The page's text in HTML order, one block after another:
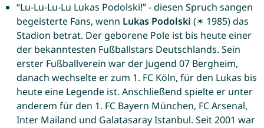
“Lu-Lu-Lu-Lu Lukas Podolski!” - diesen Spruch sangen
begeisterte Fans, wenn Lukas Podolski (✶ 1985) das
Stadion betrat. Der geborene Pole ist bis heute einer
der bekanntesten Fußballstars Deutschlands. Sein
erster Fußballverein war der Jugend 07 Bergheim,
danach wechselte er zum 1. FC Köln, für den Lukas bis
heute eine Legende ist. Anschließend spielte er unter
anderem für den 1. FC Bayern München, FC Arsenal,
Inter Mailand und Galatasaray Istanbul. Seit 2001 war